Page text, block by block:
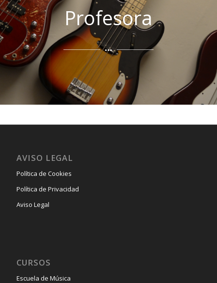
Profesora
AVISO LEGAL
Política de Cookies
Política de Privacidad
Aviso Legal
CURSOS
Escuela de Música